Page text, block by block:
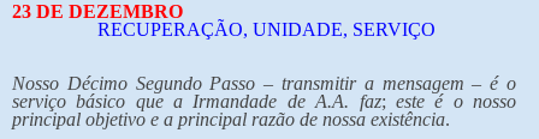
23 DE DEZEMBRO
RECUPERAÇÃO, UNIDADE, SERVIÇO
Nosso Décimo Segundo Passo – transmitir a mensagem – é o
serviço básico que a Irmandade de A.A. faz; este é o nosso
principal objetivo e a principal razão de nossa existência.